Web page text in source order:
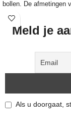
bollen. De afmetingen
kant zijn ongeveer L
de grote kant
en de hoogte is 3,9
Meld je
Als u doorgaat,